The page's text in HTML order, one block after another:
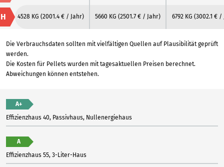
H 4528 KG (2001.4 € / Jahr) 5660 KG (2501.7 € / Jahr) 6792 KG (3002.1 € /
Die Verbrauchsdaten sollten mit vielfältigen Quellen auf Plausibilität geprüft
werden.
Die Kosten für Pellets wurden mit tagesaktuellen Preisen berechnet.
Abweichungen können entstehen.
A+
Effizienzhaus 40, Passivhaus, Nullenergiehaus
A
Effizienzhaus 55, 3-Liter-Haus